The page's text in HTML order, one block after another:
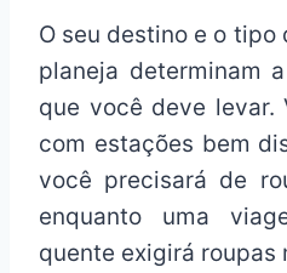
O seu destino e o
planeja determinam
que você deve levar.
com estações bem
você precisará de
enquanto uma
quente exigirá roupas